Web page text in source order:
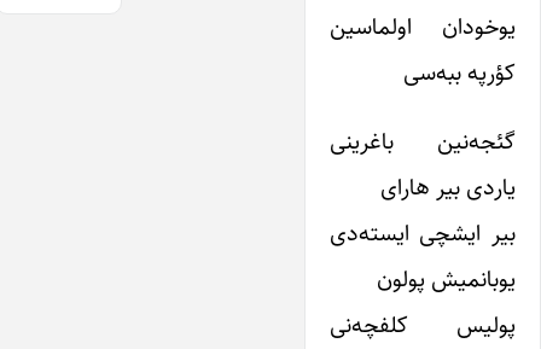
یوخودان اولماسین
کؤرپه ببه‌سی
گئجه‌نین باغرینی
یاردی بیر هارای
بیر ایشچی ایسته‌دی
یوبانمیش پولون
پولیس کلفچه‌نی